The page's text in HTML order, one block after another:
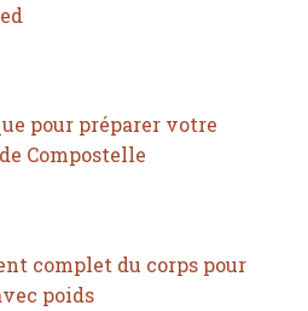
pour préparer votre
Compostelle
complet du corps pour
poids